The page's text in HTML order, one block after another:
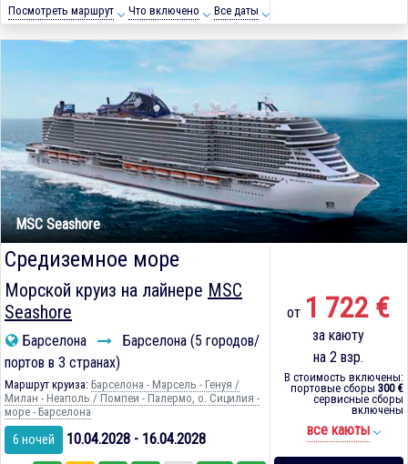
Посмотреть маршрут Что включено Все даты
MSC Seashore
Средиземное море
Морской круиз на лайнере MSC
Seashore
Барселона
Барселона (5 городов/
портов в 3 странах)
Маршрут круиза: Барселона - Марсель - Генуя /
Милан - Неаполь / Помпеи - Палермо, о. Сицилия -
море - Барселона
6 ночей 10.04.2028 - 16.04.2028
от 1 722 €
за каюту
на 2 взр.
В стоимость включены:
портовые сборы 300 €
сервисные сборы
включены
все каюты